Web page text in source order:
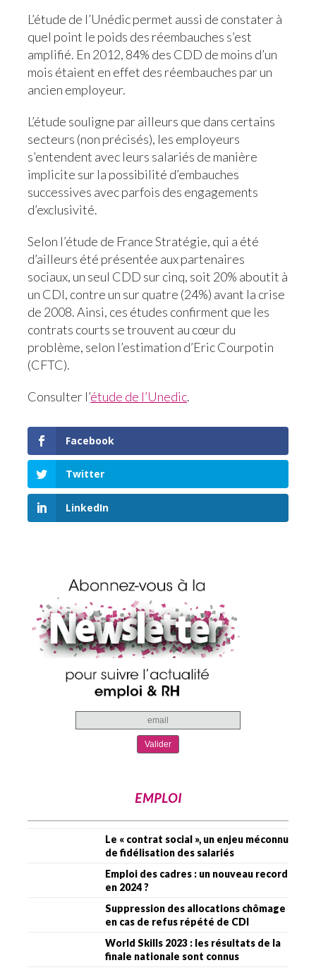
L’étude de l’Unédic permet aussi de constater à
quel point le poids des réembauches s’est
amplifié. En 2012, 84% des CDD de moins d’un
mois étaient en effet des réembauches par un
ancien employeur.
L’étude souligne par ailleurs que dans certains
secteurs (non précisés), les employeurs
s’entendent avec leurs salariés de manière
implicite sur la possibilité d’embauches
successives avec parfois des engagements
d’exclusivité.
Selon l’étude de France Stratégie, qui a été
d’ailleurs été présentée aux partenaires
sociaux, un seul CDD sur cinq, soit 20% aboutit à
un CDI, contre un sur quatre (24%) avant la crise
de 2008. Ainsi, ces études confirment que les
contrats courts se trouvent au cœur du
problème, selon l’estimation d’Eric Courpotin
(CFTC).
Consulter l’étude de l’Unedic.
Facebook
Twitter
LinkedIn
EMPLOI
Le « contrat social », un enjeu méconnu
de fidélisation des salariés
Emploi des cadres : un nouveau record
en 2024 ?
Suppression des allocations chômage
en cas de refus répété de CDI
World Skills 2023 : les résultats de la
finale nationale sont connus